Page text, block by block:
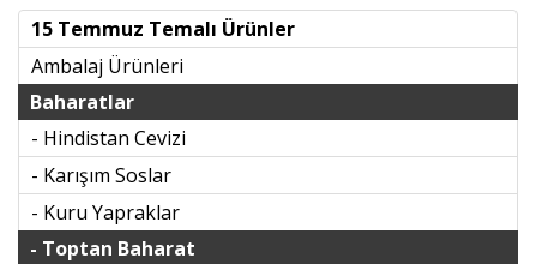
15 Temmuz Temalı Ürünler
Ambalaj Ürünleri
Baharatlar
- Hindistan Cevizi
- Karışım Soslar
- Kuru Yapraklar
- Toptan Baharat